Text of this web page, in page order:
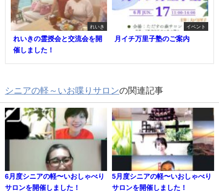
れいき
れいきの霊授会と交流会を開
催しました！
イベント
月イチ万里子塾のご案内
シニアの軽～いお喋りサロンの関連記事
6月度シニアの軽〜いおしゃべり
サロンを開催しました！
5月度シニアの軽〜いおしゃべり
サロンを開催しました！